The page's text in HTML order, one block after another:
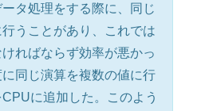
タ処理をする際に、同じ
うことがあり、これでは
ればならず効率が悪かっ
同じ演算を複数の値に行
に追加した。このよう